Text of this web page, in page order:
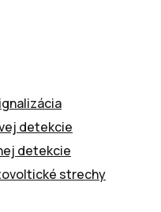
detekcie
detekcie
strechy